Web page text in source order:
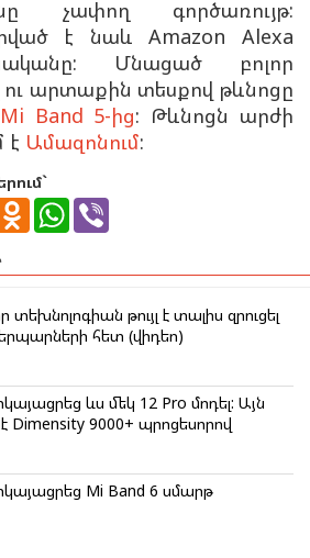
չափող գործառույթ:
է նաև Amazon Alexa
Մնացած բոլոր
արտաքին տեսքով թևնոցը
Mi Band 5-ից: Թևնոցն արժի
է Ամազոնում:
O
k
a
s
i
k
i
W
s
p
p
r
տեխնոլոգիան թույլ է տալիս զրուցել
հետ (վիդեո)
ևս մեկ 12 Pro մոդել: Այն
9000+ պրոցեսորով
Mi Band 6 սմարթ